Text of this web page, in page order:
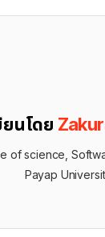
ยนโดย
of science,
Payap